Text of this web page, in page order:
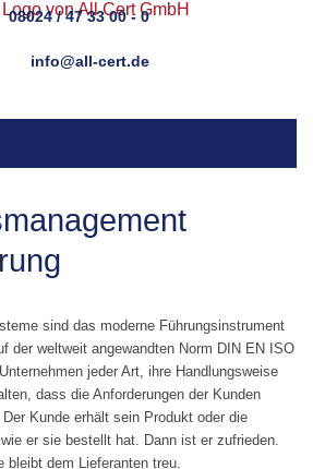
08024 / 47 33 00 - 0
info@all-cert.de
sind das moderne Führungsinstrument
der weltweit angewandten Norm DIN EN ISO
jeder Art, ihre Handlungsweise
dass die Anforderungen der Kunden
Kunde erhält sein Produkt oder die
er sie bestellt hat. Dann ist er zufrieden.
bleibt dem Lieferanten treu.